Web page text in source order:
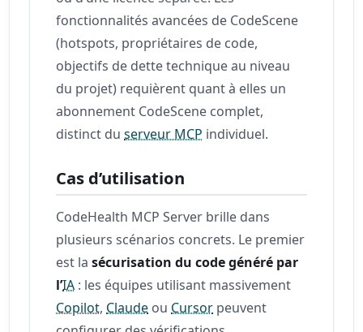
fonctionnalités avancées de CodeScene
(hotspots, propriétaires de code,
objectifs de dette technique au niveau
du projet) requièrent quant à elles un
abonnement CodeScene complet,
distinct duserveur MCP individuel.
Cas d’utilisation
CodeHealth MCP Server brille dans
plusieurs scénarios concrets. Le premier
est lasécurisation du code généré par
l’IA : les équipes utilisant massivement
Copilot, Claude ou Cursor peuvent